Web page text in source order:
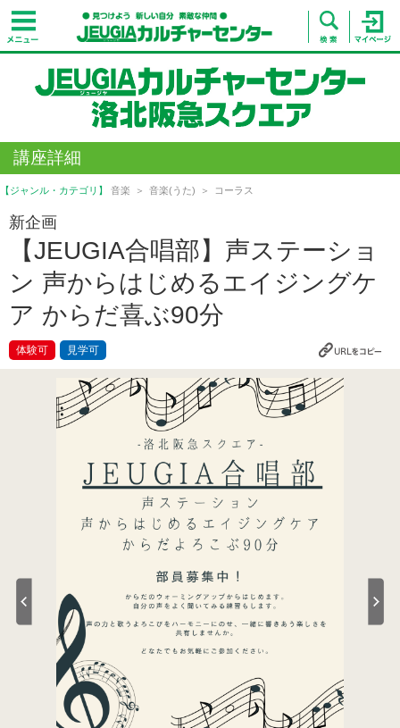
講座詳細
【ジャンル・カテゴリ】 音楽 音楽(うた) コーラス
新企画
【JEUGIA合唱部】声ステーショ
ン 声からはじめるエイジングケ
ア からだ喜ぶ90分
体験可 見学可